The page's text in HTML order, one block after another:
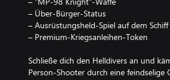
– Über-Bürger-Status
– Ausrüstungsheld-Spiel auf dem Schiff
– Premium-Kriegsanleihen-Token
Schließe dich den Helldivers an und
Person-Shooter durch eine feindselige